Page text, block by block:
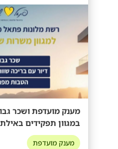
מענק מועדפת ושכר
במגוון תפקידים
מענק מועדפת